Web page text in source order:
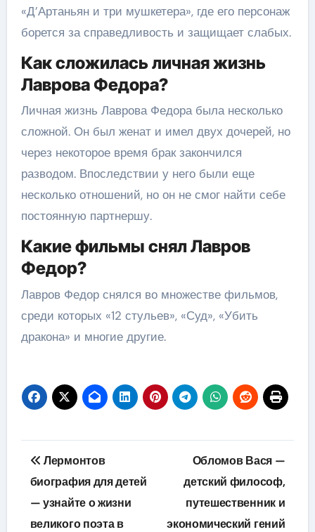
«Д’Артаньян и три мушкетера», где его персонаж
борется за справедливость и защищает слабых.
Как сложилась личная жизнь
Лаврова Федора?
Личная жизнь Лаврова Федора была несколько
сложной. Он был женат и имел двух дочерей, но
через некоторое время брак закончился
разводом. Впоследствии у него были еще
несколько отношений, но он не смог найти себе
постоянную партнершу.
Какие фильмы снял Лавров
Федор?
Лавров Федор снялся во множестве фильмов,
среди которых «12 стульев», «Суд», «Убить
дракона» и многие другие.
Навигация
по
записям
Лермонтов
биография для детей
— узнайте о жизни
великого поэта в
Обломов Вася —
детский философ,
путешественник и
экономический гений